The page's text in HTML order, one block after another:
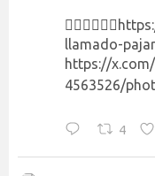
👉🏻👉🏻👉🏻
llamado-
https://
4563526/
4